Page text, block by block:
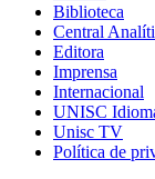
Biblioteca
Central
Editora
Imprensa
Internacional
UNISC
Unisc TV
Política de